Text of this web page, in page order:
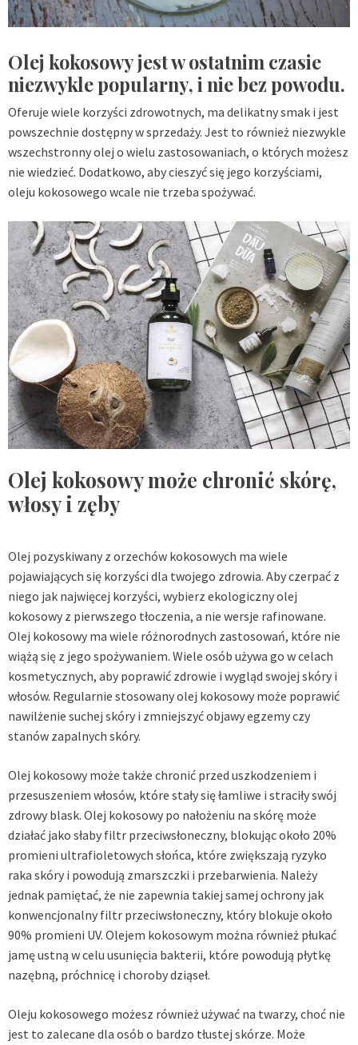
Olej kokosowy jest w ostatnim czasie
niezwykle popularny, i nie bez powodu.
Oferuje wiele korzyści zdrowotnych, ma delikatny smak i jest
powszechnie dostępny w sprzedaży. Jest to również niezwykle
wszechstronny olej o wielu zastosowaniach, o których możesz
nie wiedzieć. Dodatkowo, aby cieszyć się jego korzyściami,
oleju kokosowego wcale nie trzeba spożywać.
Olej kokosowy może chronić skórę,
włosy i zęby
Olej pozyskiwany z orzechów kokosowych ma wiele
pojawiających się korzyści dla twojego zdrowia. Aby czerpać z
niego jak najwięcej korzyści, wybierz ekologiczny olej
kokosowy z pierwszego tłoczenia, a nie wersje rafinowane.
Olej kokosowy ma wiele różnorodnych zastosowań, które nie
wiążą się z jego spożywaniem. Wiele osób używa go w celach
kosmetycznych, aby poprawić zdrowie i wygląd swojej skóry i
włosów. Regularnie stosowany olej kokosowy może poprawić
nawilżenie suchej skóry i zmniejszyć objawy egzemy czy
stanów zapalnych skóry.
Olej kokosowy może także chronić przed uszkodzeniem i
przesuszeniem włosów, które stały się łamliwe i straciły swój
zdrowy blask. Olej kokosowy po nałożeniu na skórę może
działać jako słaby filtr przeciwsłoneczny, blokując około 20%
promieni ultrafioletowych słońca, które zwiększają ryzyko
raka skóry i powodują zmarszczki i przebarwienia. Należy
jednak pamiętać, że nie zapewnia takiej samej ochrony jak
konwencjonalny filtr przeciwsłoneczny, który blokuje około
90% promieni UV. Olejem kokosowym można również płukać
jamę ustną w celu usunięcia bakterii, które powodują płytkę
nazębną, próchnicę i choroby dziąseł.
Oleju kokosowego możesz również używać na twarzy, choć nie
jest to zalecane dla osób o bardzo tłustej skórze. Może